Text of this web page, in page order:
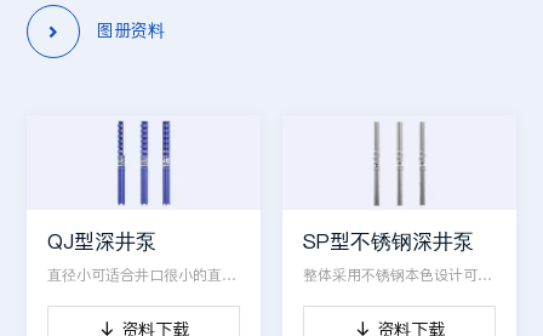
 图册资料
QJ型深井泵
直径小可适合井口很小的直径使用，可定制高扬程
 资料下载
SP型不锈钢深井泵
整体采用不锈钢本色设计可打含腐蚀性的水类
 资料下载